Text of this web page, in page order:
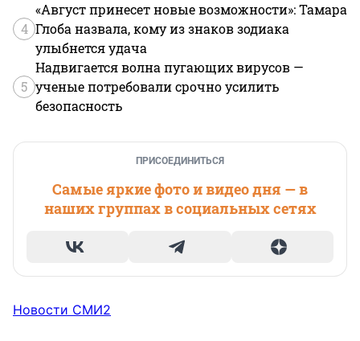
4
«Август принесет новые возможности»: Тамара
Глоба назвала, кому из знаков зодиака
улыбнется удача
5
Надвигается волна пугающих вирусов —
ученые потребовали срочно усилить
безопасность
ПРИСОЕДИНИТЬСЯ
Самые яркие фото и видео дня — в
наших группах в социальных сетях
Новости СМИ2